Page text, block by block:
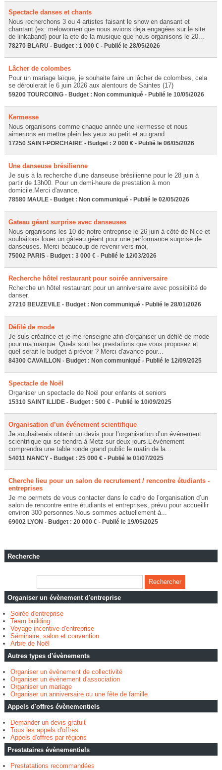
Spectacle danses et chants
Nous recherchons 3 ou 4 artistes faisant le show en dansant et
chantant (ex: melowomen que nous avions deja engagées sur le site
de linkaband) pour la ete de la musique que nous organisons le 20...
78270 BLARU - Budget : 1 000 € - Publié le 28/05/2026
Lâcher de colombes
Pour un mariage laïque, je souhaite faire un lâcher de colombes, cela
se déroulerait le 6 juin 2026 aux alentours de Saintes (17)
59200 TOURCOING - Budget : Non communiqué - Publié le 10/05/2026
Kermesse
Nous organisons comme chaque année une kermesse et nous
aimerions en mettre plein les yeux au petit et au grand
17250 SAINT-PORCHAIRE - Budget : 2 000 € - Publié le 06/05/2026
Une danseuse brésilienne
Je suis à la recherche d'une danseuse brésilienne pour le 28 juin à
partir de 13h00. Pour un demi-heure de prestation à mon
domicile.Merci d'avance,
78580 MAULE - Budget : Non communiqué - Publié le 02/05/2026
Gateau géant surprise avec danseuses
Nous organisons les 10 de notre entreprise le 26 juin à côté de Nice et
souhaitons louer un gâteau géant pour une performance surprise de
danseuses. Merci beaucoup de revenir vers moi,
75002 PARIS - Budget : 3 000 € - Publié le 12/03/2026
Recherche hôtel restaurant pour soirée anniversaire
Rcherche un hôtel restaurant pour un anniversaire avec possibilité de
danser.
27210 BEUZEVILE - Budget : Non communiqué - Publié le 28/01/2026
Défilé de mode
Je suis créatrice et je me renseigne afin d'organiser un défilé de mode
pour ma marque. Quels sont les prestations que vous proposez et
quel serait le budget à prévoir ? Merci d'avance pour...
84300 CAVAILLON - Budget : Non communiqué - Publié le 12/09/2025
Spectacle de Noël
Organiser un spectacle de Noël pour enfants et seniors
15310 SAINT ILLIDE - Budget : 500 € - Publié le 10/09/2025
Organisation d’un événement scientifique
Je souhaiterais obtenir un devis pour l’organisation d’un événement
scientifique qui se tiendra à Metz sur deux jours.L’événement
comprendra une table ronde grand public le matin de la...
54011 NANCY - Budget : 25 000 € - Publié le 01/07/2025
Cherche lieu pour un salon de recrutement / rencontre étudiants -
entreprises
Je me permets de vous contacter dans le cadre de l’organisation d’un
salon de rencontre entre étudiants et entreprises, prévu pour accueillir
environ 300 personnes.Nous sommes actuellement à...
69002 LYON - Budget : 20 000 € - Publié le 19/05/2025
Recherche
Organiser un évènement d'entreprise
Soirée d'entreprise
Team building
Voyage incentive d'entreprise
Séminaire, salon et convention
Arbre de Noël
Autres types d'évènements
Organiser un évènement de collectivité
Organiser un évènement d'association
Organiser un mariage
Organiser un anniversaire ou une fête de famille
Appels d'offres évènementiels
Demander un devis gratuit
Tous les appels d'offres
Appels d'offres par régions
Prestataires évènementiels
Prestatations recommandées